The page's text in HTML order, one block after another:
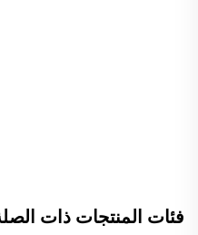
فئات المنتجات ذات